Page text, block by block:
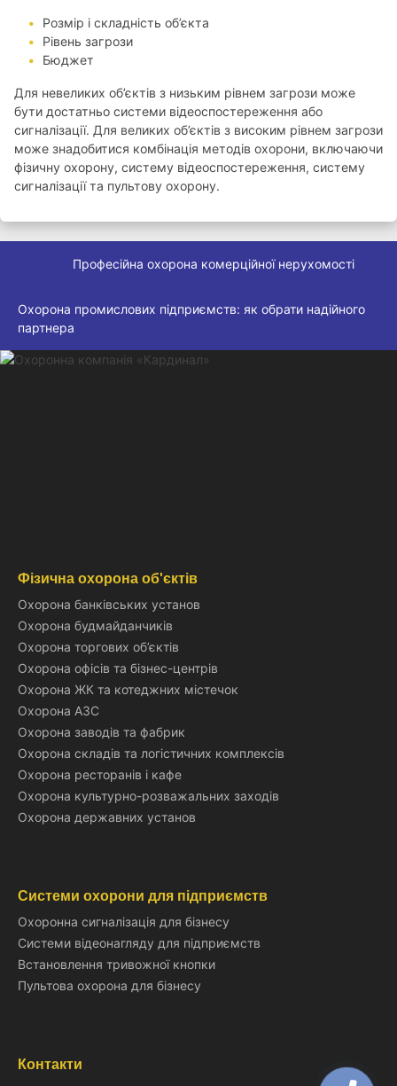
Розмір і складність об’єкта
Рівень загрози
Бюджет
Для невеликих об’єктів з низьким рівнем загрози може
бути достатньо системи відеоспостереження або
сигналізації. Для великих об’єктів з високим рівнем загрози
може знадобитися комбінація методів охорони, включаючи
фізичну охорону, систему відеоспостереження, систему
сигналізації та пультову охорону.
Професійна охорона комерційної нерухомості
Охорона промислових підприємств: як обрати надійного
партнера
Фізична охорона об'єктів
Охорона банківських установ
Охорона будмайданчиків
Охорона торгових об’єктів
Охорона офісів та бізнес-центрів
Охорона ЖК та котеджних містечок
Охорона АЗС
Охорона заводів та фабрик
Охорона складів та логістичних комплексів
Охорона ресторанів і кафе
Охорона культурно-розважальних заходів
Охорона державних установ
Системи охорони для підприємств
Охоронна сигналізація для бізнесу
Системи відеонагляду для підприємств
Встановлення тривожної кнопки
Пультова охорона для бізнесу
Контакти